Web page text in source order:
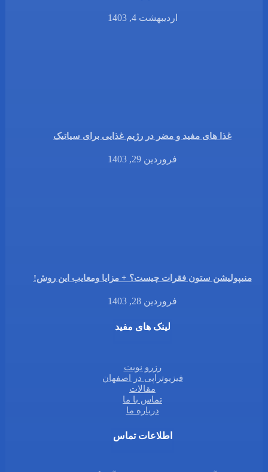
اردیبهشت 4, 1403
غذا های مفید و مضر در رژیم غذایی برای سیاتیک
فروردین 29, 1403
منیپولیشن ستون فقرات چیست؟ + مزایا ومعایب این روش!
فروردین 28, 1403
لینک های مفید
رزرو نوبت
فیزیوتراپی در اصفهان
مقالات
تماس با ما
درباره ما
اطلاعات تماس